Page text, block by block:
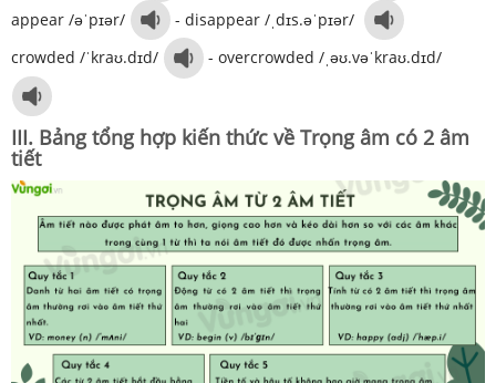
appear /əˈpɪər/
- disappear /ˌdɪs.əˈpɪər/
crowded /ˈkraʊ.dɪd/
- overcrowded /ˌəʊ.vəˈkraʊ.dɪd/
III. Bảng tổng hợp kiến thức về Trọng âm có 2 âm
tiết